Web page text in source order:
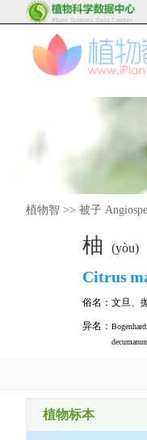
植物智 >> 被子
柚 (yòu)
Citrus
俗名： 文旦、
异名：
植物标本